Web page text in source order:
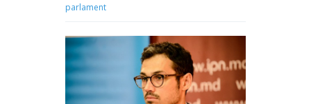
parlament